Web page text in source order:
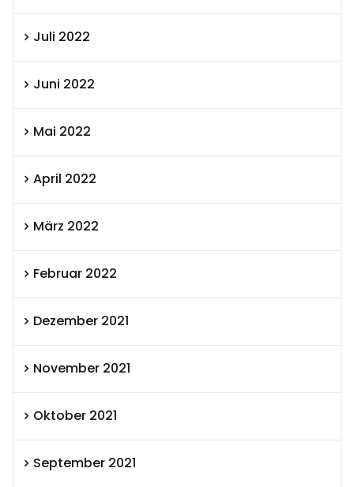
Juli 2022
Juni 2022
Mai 2022
April 2022
März 2022
Februar 2022
Dezember 2021
November 2021
Oktober 2021
September 2021